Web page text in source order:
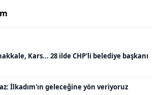
Kars... 28 ilde CHP'li belediye başkanı
İlkadım'ın geleceğine yön veriyoruz